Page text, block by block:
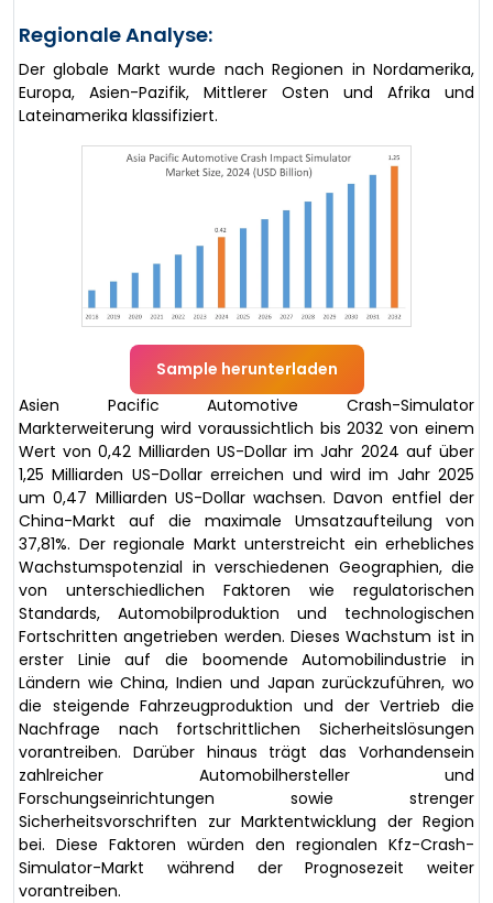
Regionale Analyse:
Der globale Markt wurde nach Regionen in Nordamerika,
Europa, Asien-Pazifik, Mittlerer Osten und Afrika und
Lateinamerika klassifiziert.
Sample herunterladen
Asien Pacific Automotive Crash-Simulator
Markterweiterung wird voraussichtlich bis 2032 von einem
Wert von 0,42 Milliarden US-Dollar im Jahr 2024 auf über
1,25 Milliarden US-Dollar erreichen und wird im Jahr 2025
um 0,47 Milliarden US-Dollar wachsen. Davon entfiel der
China-Markt auf die maximale Umsatzaufteilung von
37,81%. Der regionale Markt unterstreicht ein erhebliches
Wachstumspotenzial in verschiedenen Geographien, die
von unterschiedlichen Faktoren wie regulatorischen
Standards, Automobilproduktion und technologischen
Fortschritten angetrieben werden. Dieses Wachstum ist in
erster Linie auf die boomende Automobilindustrie in
Ländern wie China, Indien und Japan zurückzuführen, wo
die steigende Fahrzeugproduktion und der Vertrieb die
Nachfrage nach fortschrittlichen Sicherheitslösungen
vorantreiben. Darüber hinaus trägt das Vorhandensein
zahlreicher Automobilhersteller und
Forschungseinrichtungen sowie strenger
Sicherheitsvorschriften zur Marktentwicklung der Region
bei. Diese Faktoren würden den regionalen Kfz-Crash-
Simulator-Markt während der Prognosezeit weiter
vorantreiben.